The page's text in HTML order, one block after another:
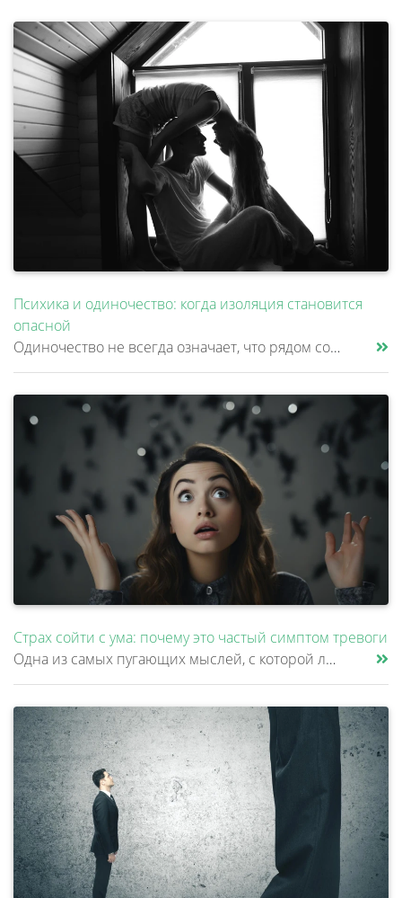
Психика и одиночество: когда изоляция становится
опасной
Одиночество не всегда означает, что рядом совсем нет людей. Многие продолжают работать, переписываться, разговаривать с......
Страх сойти с ума: почему это частый симптом тревоги
Одна из самых пугающих мыслей, с которой люди приходят к психиатру – это страх сойти с ума. Причем многие стесняются рас......